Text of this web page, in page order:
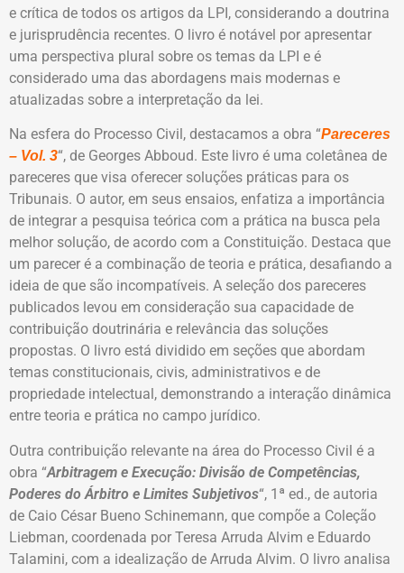
e crítica de todos os artigos da LPI, considerando a doutrina
e jurisprudência recentes. O livro é notável por apresentar
uma perspectiva plural sobre os temas da LPI e é
considerado uma das abordagens mais modernas e
atualizadas sobre a interpretação da lei.
Na esfera do Processo Civil, destacamos a obra “Pareceres
– Vol. 3“, de Georges Abboud. Este livro é uma coletânea de
pareceres que visa oferecer soluções práticas para os
Tribunais. O autor, em seus ensaios, enfatiza a importância
de integrar a pesquisa teórica com a prática na busca pela
melhor solução, de acordo com a Constituição. Destaca que
um parecer é a combinação de teoria e prática, desafiando a
ideia de que são incompatíveis. A seleção dos pareceres
publicados levou em consideração sua capacidade de
contribuição doutrinária e relevância das soluções
propostas. O livro está dividido em seções que abordam
temas constitucionais, civis, administrativos e de
propriedade intelectual, demonstrando a interação dinâmica
entre teoria e prática no campo jurídico.
Outra contribuição relevante na área do Processo Civil é a
obra “Arbitragem e Execução: Divisão de Competências,
Poderes do Árbitro e Limites Subjetivos“, 1ª ed., de autoria
de Caio César Bueno Schinemann, que compõe a Coleção
Liebman, coordenada por Teresa Arruda Alvim e Eduardo
Talamini, com a idealização de Arruda Alvim. O livro analisa